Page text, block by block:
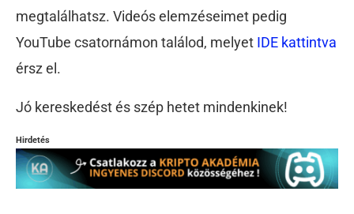
megtalálhatsz. Videós elemzéseimet pedig
YouTube csatornámon találod, melyet IDE kattintva
érsz el.
Jó kereskedést és szép hetet mindenkinek!
Hirdetés